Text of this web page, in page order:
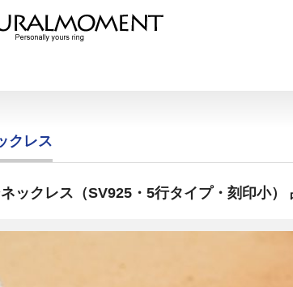
クレス
ックレス（SV925・5行タイプ・刻印小）